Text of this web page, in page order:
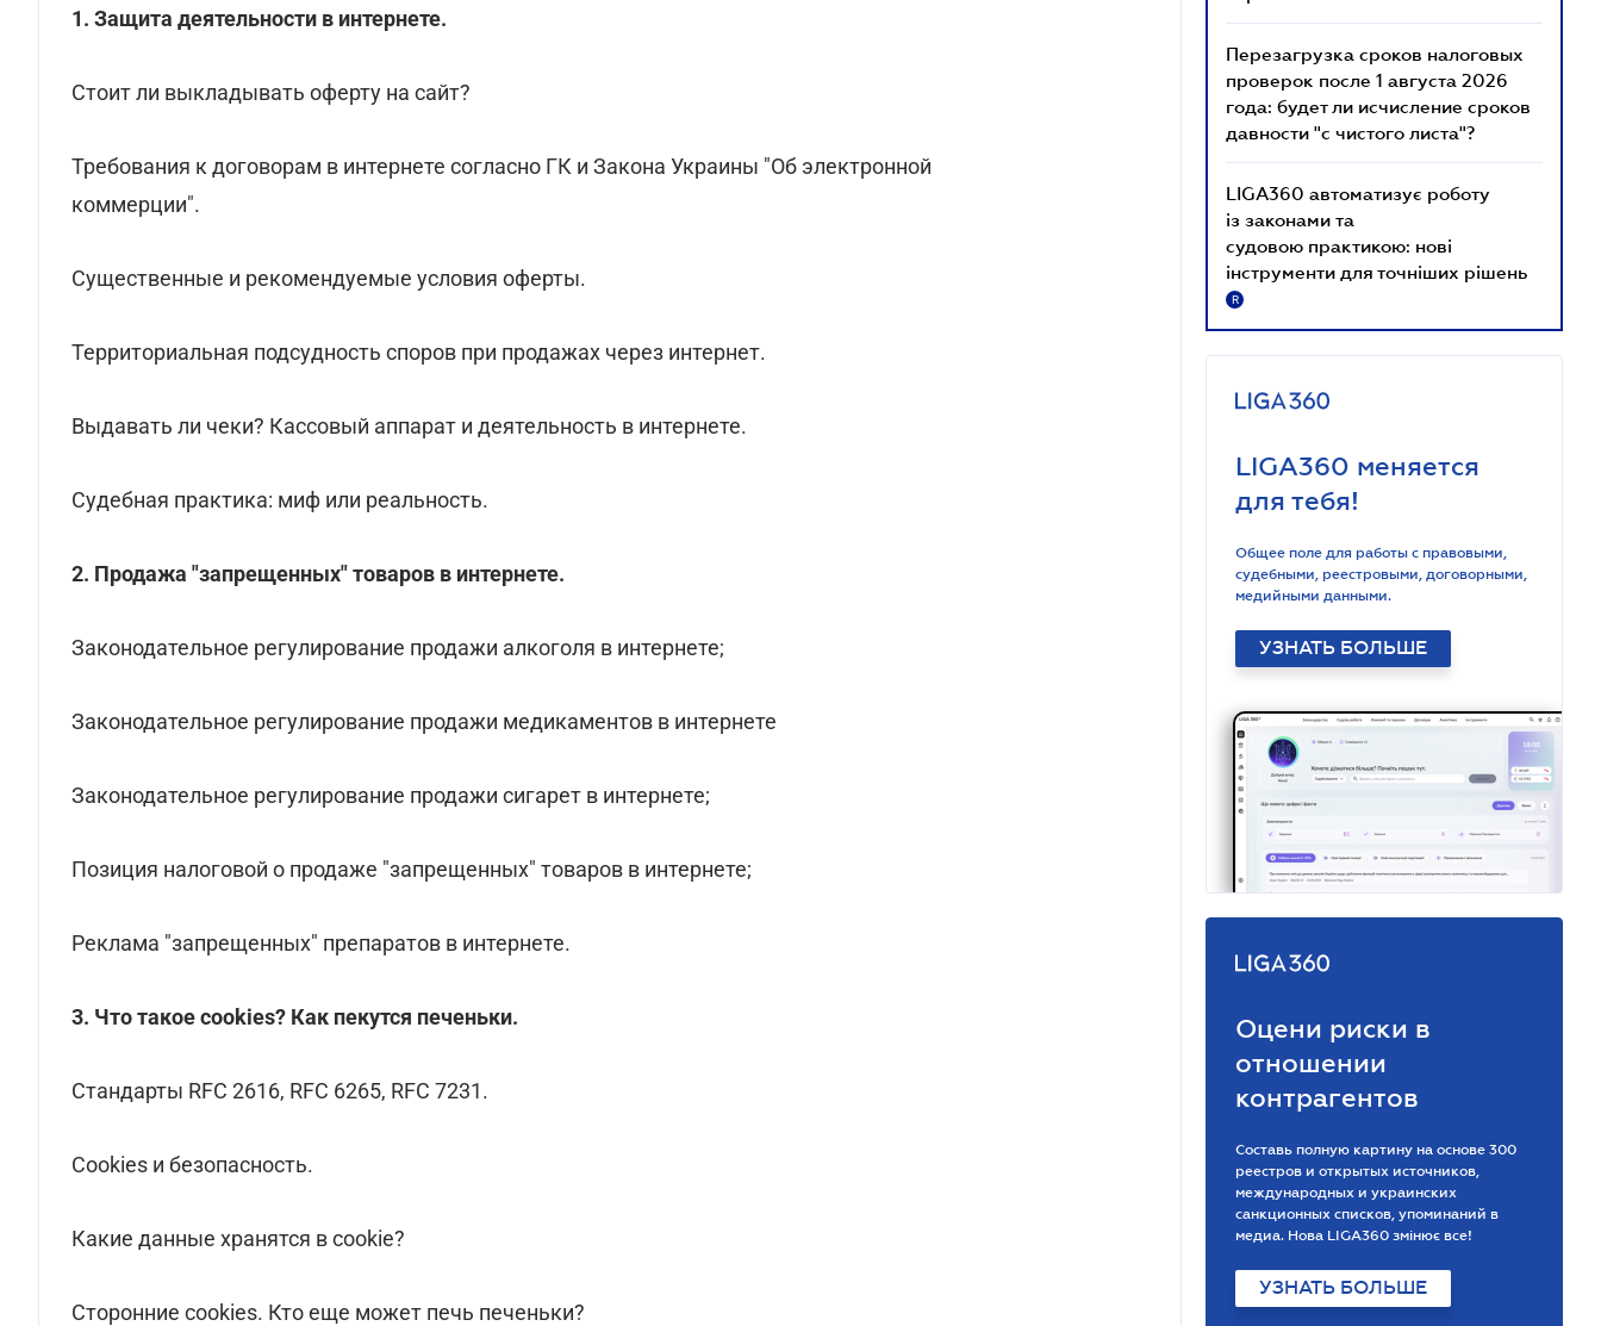
1. Защита деятельности в интернете.
Стоит ли выкладывать оферту на сайт?
Требования к договорам в интернете согласно ГК и Закона Украины "Об электронной
коммерции".
Существенные и рекомендуемые условия оферты.
Территориальная подсудность споров при продажах через интернет.
Выдавать ли чеки? Кассовый аппарат и деятельность в интернете.
Судебная практика: миф или реальность.
2. Продажа "запрещенных" товаров в интернете.
Законодательное регулирование продажи алкоголя в интернете;
Законодательное регулирование продажи медикаментов в интернете
Законодательное регулирование продажи сигарет в интернете;
Позиция налоговой о продаже "запрещенных" товаров в интернете;
Реклама "запрещенных" препаратов в интернете.
3. Что такое cookies? Как пекутся печеньки.
Стандарты RFC 2616, RFC 6265, RFC 7231.
Cookies и безопасность.
Какие данные хранятся в cookie?
Сторонние cookies. Кто еще может печь печеньки?
Перезагрузка сроков налоговых
проверок после 1 августа 2026
года: будет ли исчисление сроков
давности "с чистого листа"?
LIGA360 автоматизує роботу
із законами та
судовою практикою: нові
інструменти для точніших рішень
R
LIGA360 меняется
для тебя!
Общее поле для работы с правовыми,
судебными, реестровыми, договорными,
медийными данными.
УЗНАТЬ БОЛЬШЕ
Оцени риски в
отношении
контрагентов
Составь полную картину на основе 300
реестров и открытых источников,
международных и украинских
санкционных списков, упоминаний в
медиа. Нова LIGA360 змінює все!
УЗНАТЬ БОЛЬШЕ